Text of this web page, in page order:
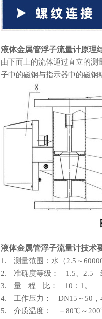
液体金属管浮子流量计原理
由下而上的流体通过直立的测量
子中的磁钢与指示器中的磁钢耦
液体金属管浮子流量计技术
1. 测量范围：水（2.5～
2. 准确度等级： 1.5、2.5
3. 量 程 比： 10：1。
4. 工作压力： DN15～50，
5. 介质温度： －80℃～